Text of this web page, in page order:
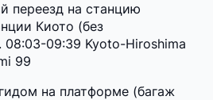
переезд на станцию
Киото (без
09:39 Kyoto-Hiroshima
99
на платформе (багаж